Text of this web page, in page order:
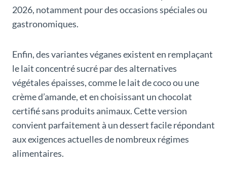
2026, notamment pour des occasions spéciales ou
gastronomiques.
Enfin, des variantes véganes existent en remplaçant
le lait concentré sucré par des alternatives
végétales épaisses, comme le lait de coco ou une
crème d’amande, et en choisissant un chocolat
certifié sans produits animaux. Cette version
convient parfaitement à un dessert facile répondant
aux exigences actuelles de nombreux régimes
alimentaires.